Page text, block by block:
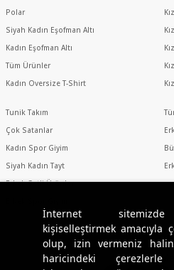
İnternet sitemizde
kişiselleştirmek amacıyla
olup, izin vermeniz
haricindeki
Sosyal
Polar
Siyah Kadın Eşofman Altı
Kadın Eşofman Altı
Tüm Ürünler
Kadın Oversize T-Shirt
Tunik Takım
Çok Satanlar
Kadın Spor Giyim
Siyah Kadın Tayt
Erkek Setli Ürünler